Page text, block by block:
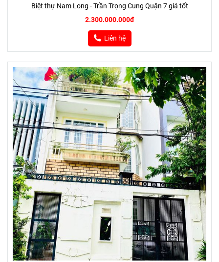
Biệt thự Nam Long - Trần Trọng Cung Quận 7 giá tốt
2.300.000.000đ
Liên hệ